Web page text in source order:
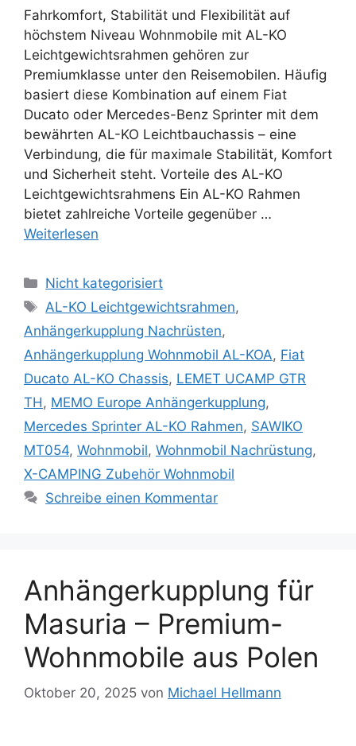
Fahrkomfort, Stabilität und Flexibilität auf
höchstem Niveau Wohnmobile mit AL-KO
Leichtgewichtsrahmen gehören zur
Premiumklasse unter den Reisemobilen. Häufig
basiert diese Kombination auf einem Fiat
Ducato oder Mercedes-Benz Sprinter mit dem
bewährten AL-KO Leichtbauchassis – eine
Verbindung, die für maximale Stabilität, Komfort
und Sicherheit steht. Vorteile des AL-KO
Leichtgewichtsrahmens Ein AL-KO Rahmen
bietet zahlreiche Vorteile gegenüber …
Weiterlesen
Kategorien
Nicht kategorisiert
Schlagwörter
AL-KO Leichtgewichtsrahmen,
Anhängerkupplung Nachrüsten,
Anhängerkupplung Wohnmobil AL-KOA, Fiat
Ducato AL-KO Chassis, LEMET UCAMP GTR
TH, MEMO Europe Anhängerkupplung,
Mercedes Sprinter AL-KO Rahmen, SAWIKO
MT054, Wohnmobil, Wohnmobil Nachrüstung,
X-CAMPING Zubehör Wohnmobil
Schreibe einen Kommentar
Anhängerkupplung für
Masuria – Premium-
Wohnmobile aus Polen
Oktober 20, 2025 von Michael Hellmann